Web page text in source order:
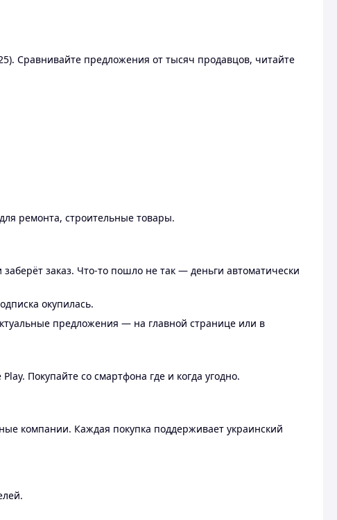
Сравнивайте предложения от тысяч продавцов, читайте
ремонта, строительные товары.
заказ. Что-то пошло не так — деньги автоматически
окупилась.
предложения — на главной странице или в
Покупайте со смартфона где и когда угодно.
компании. Каждая покупка поддерживает украинский